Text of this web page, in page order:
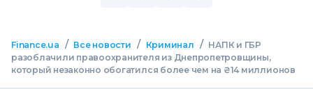
Finance.ua / Все новости / Криминал / НАПК и ГБР
разоблачили правоохранителя из Днепропетровщины,
который незаконно обогатился более чем на ₴14 миллионов